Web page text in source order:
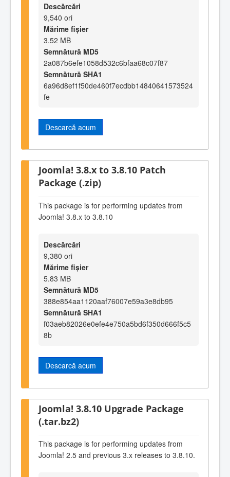
Descărcări
9,540 ori
Mărime fișier
3.52 MB
Semnătură MD5
2a087b6efe1058d532c6bfaa68c07f87
Semnătură SHA1
6a96d8ef1f50de460f7ecdbb14840641573524
fe
Descarcă acum
Joomla! 3.8.x to 3.8.10 Patch
Package (.zip)
This package is for performing updates from
Joomla! 3.8.x to 3.8.10
Descărcări
9,380 ori
Mărime fișier
5.83 MB
Semnătură MD5
388e854aa1120aaf76007e59a3e8db95
Semnătură SHA1
f03aeb82026e0efe4e750a5bd6f350d666f5c5
8b
Descarcă acum
Joomla! 3.8.10 Upgrade Package
(.tar.bz2)
This package is for performing updates from
Joomla! 2.5 and previous 3.x releases to 3.8.10.